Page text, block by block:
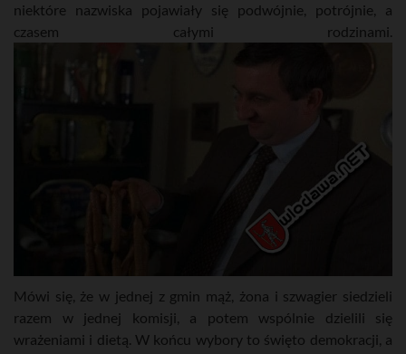
niektóre nazwiska pojawiały się podwójnie, potrójnie, a
czasem całymi rodzinami.
Mówi się, że w jednej z gmin mąż, żona i szwagier siedzieli
razem w jednej komisji, a potem wspólnie dzielili się
wrażeniami i dietą. W końcu wybory to święto demokracji, a